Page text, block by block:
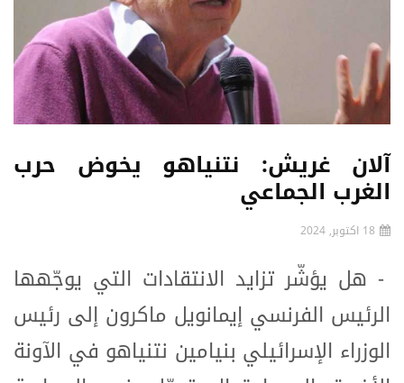
آلان غريش: نتنياهو يخوض حرب
الغرب الجماعي
18 اكتوبر, 2024
- هل يؤشّر تزايد الانتقادات التي يوجّهها
الرئيس الفرنسي إيمانويل ماكرون إلى رئيس
الوزراء الإسرائيلي بنيامين نتنياهو في الآونة